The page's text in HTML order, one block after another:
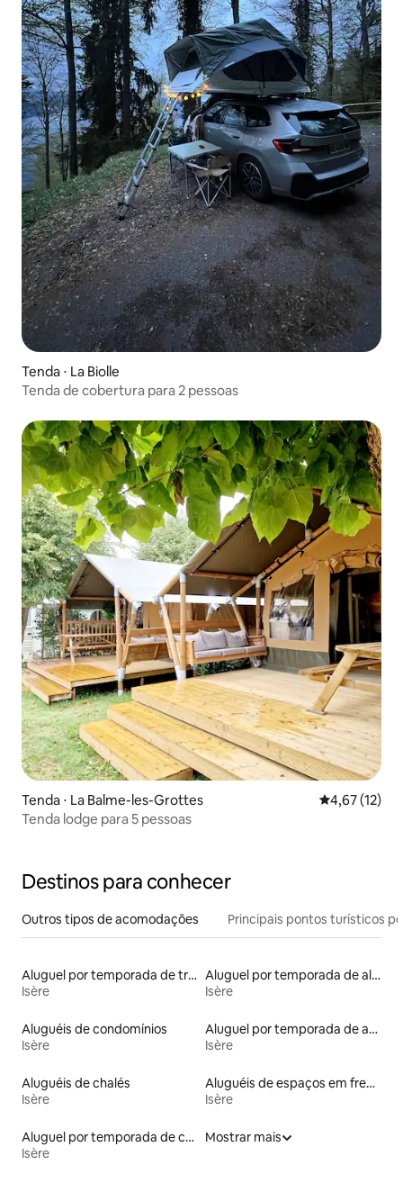
Tenda ⋅ La Biolle
Tenda de cobertura para 2 pessoas
Tenda ⋅ La Balme-les-Grottes 4,67 de uma
4,67 (12)
Tenda lodge para 5 pessoas
Destinos para conhecer
Outros tipos de acomodações Principais pontos turísticos
Aluguel por temporada de trailers
Isère
Aluguel por temporada de alojamentos ecológicos
Isère
Aluguéis de condomínios
Isère
Aluguel por temporada de apart-hotéis
Isère
Aluguéis de chalés
Isère
Aluguéis de espaços em frente à praia
Isère
Aluguel por temporada de casas de veraneio
Isère
Mostrar mais